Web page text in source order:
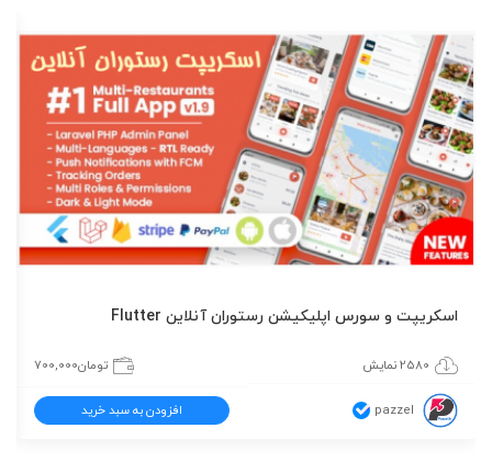
اسکریپت و سورس اپلیکیشن رستوران آنلاین Flutter
2580 نمایش تومان700,000
pazzel افزودن به سبد خرید